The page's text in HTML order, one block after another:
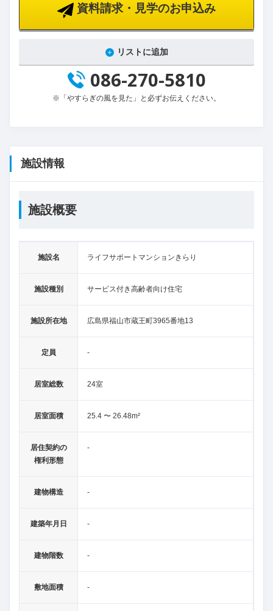
資料請求・見学のお申込み
リストに追加
086-270-5810
※「やすらぎの風を見た」と必ずお伝えください。
施設情報
施設概要
施設名 ライフサポートマンションきらり
施設種別 サービス付き高齢者向け住宅
施設所在地 広島県福山市蔵王町3965番地13
定員 -
居室総数 24室
居室面積 25.4 〜 26.48m²
居住契約の
権利形態
-
建物構造 -
建築年月日 -
建物階数 -
敷地面積 -